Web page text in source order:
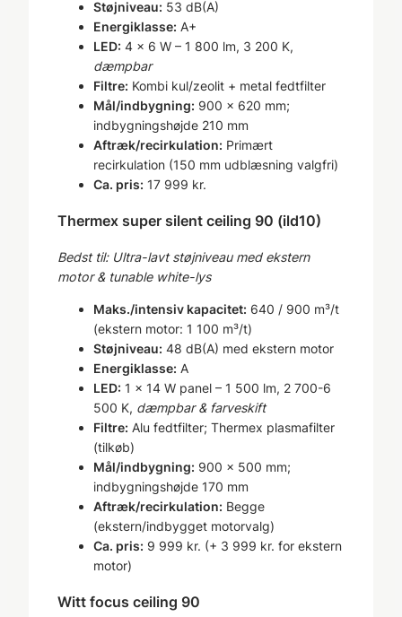
Støjniveau: 53 dB(A)
Energiklasse: A+
LED: 4 × 6 W – 1 800 lm, 3 200 K,
dæmpbar
Filtre: Kombi kul/zeolit + metal fedtfilter
Mål/indbygning: 900 × 620 mm;
indbygningshøjde 210 mm
Aftræk/recirkulation: Primært
recirkulation (150 mm udblæsning valgfri)
Ca. pris: 17 999 kr.
Thermex super silent ceiling 90 (ild10)
Bedst til: Ultra-lavt støjniveau med ekstern
motor & tunable white-lys
Maks./intensiv kapacitet: 640 / 900 m³/t
(ekstern motor: 1 100 m³/t)
Støjniveau: 48 dB(A) med ekstern motor
Energiklasse: A
LED: 1 × 14 W panel – 1 500 lm, 2 700-6
500 K, dæmpbar & farveskift
Filtre: Alu fedtfilter; Thermex plasmafilter
(tilkøb)
Mål/indbygning: 900 × 500 mm;
indbygningshøjde 170 mm
Aftræk/recirkulation: Begge
(ekstern/indbygget motorvalg)
Ca. pris: 9 999 kr. (+ 3 999 kr. for ekstern
motor)
Witt focus ceiling 90